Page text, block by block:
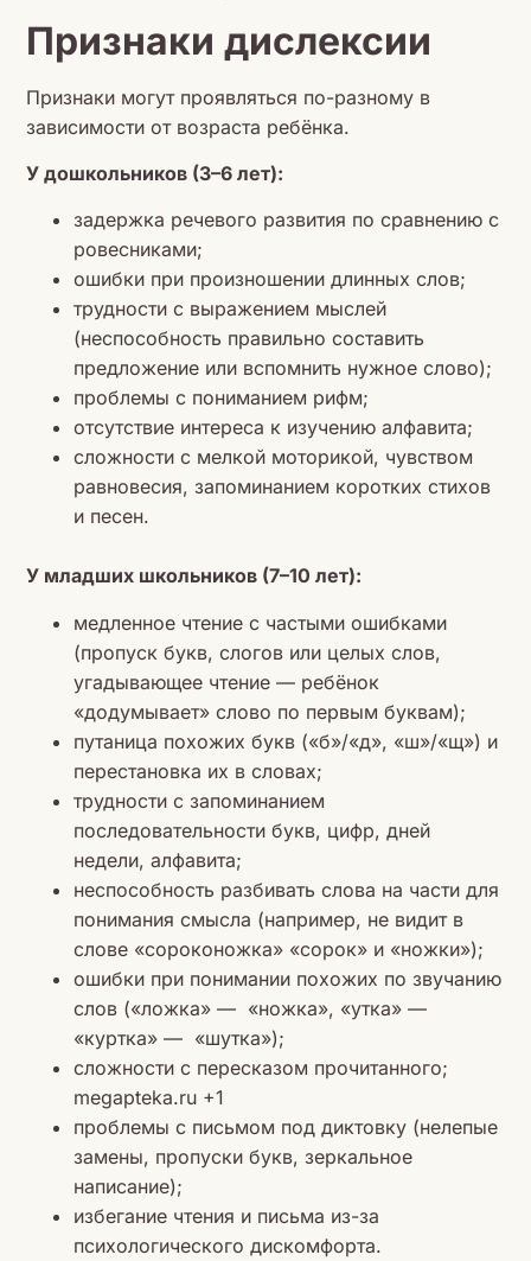
Признаки дислексии
Признаки могут проявляться по-разному в
зависимости от возраста ребёнка.
У дошкольников (3–6 лет):
задержка речевого развития по сравнению с
ровесниками;
ошибки при произношении длинных слов;
трудности с выражением мыслей
(неспособность правильно составить
предложение или вспомнить нужное слово);
проблемы с пониманием рифм;
отсутствие интереса к изучению алфавита;
сложности с мелкой моторикой, чувством
равновесия, запоминанием коротких стихов
и песен.
У младших школьников (7–10 лет):
медленное чтение с частыми ошибками
(пропуск букв, слогов или целых слов,
угадывающее чтение — ребёнок
«додумывает» слово по первым буквам);
путаница похожих букв («б»/«д», «ш»/«щ») и
перестановка их в словах;
трудности с запоминанием
последовательности букв, цифр, дней
недели, алфавита;
неспособность разбивать слова на части для
понимания смысла (например, не видит в
слове «сороконожка» «сорок» и «ножки»);
ошибки при понимании похожих по звучанию
слов («ложка» — «ножка», «утка» —
«куртка» — «шутка»);
сложности с пересказом прочитанного;
megapteka.ru +1
проблемы с письмом под диктовку (нелепые
замены, пропуски букв, зеркальное
написание);
избегание чтения и письма из-за
психологического дискомфорта.